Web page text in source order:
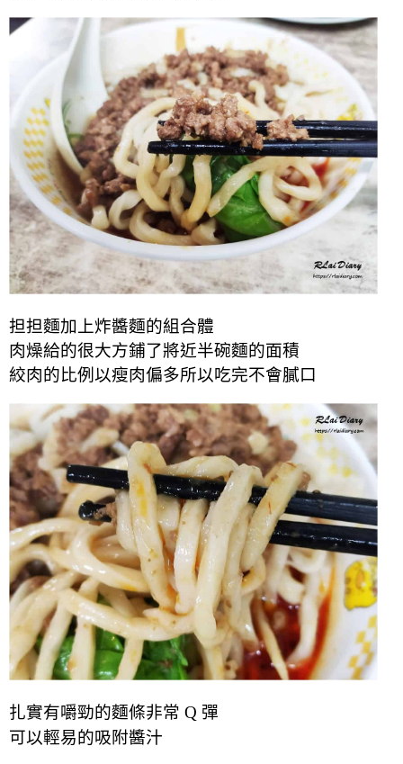
担担麵加上炸醬麵的組合體
肉燥給的很大方鋪了將近半碗麵的面積
絞肉的比例以瘦肉偏多所以吃完不會膩口
扎實有嚼勁的麵條非常 Q 彈
可以輕易的吸附醬汁